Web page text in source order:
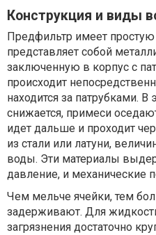
Конструкция и виды
Предфильтр имеет
представляет собой
заключенную в корпус с
происходит
находится за патрубками. В
снижается, примеси
идет дальше и проходит
из стали или латуни,
воды. Эти материалы
давление, и механические
Чем мельче ячейки, тем
задерживают. Для
загрязнения достаточно